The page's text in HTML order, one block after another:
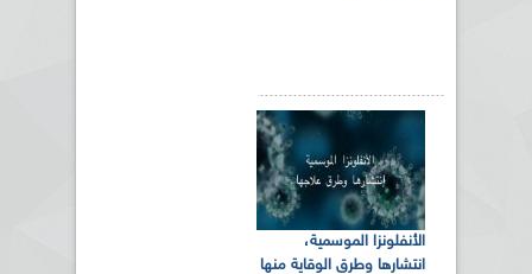
الأنفلونزا الموسمية،
انتشارها وطرق الوقاية منها